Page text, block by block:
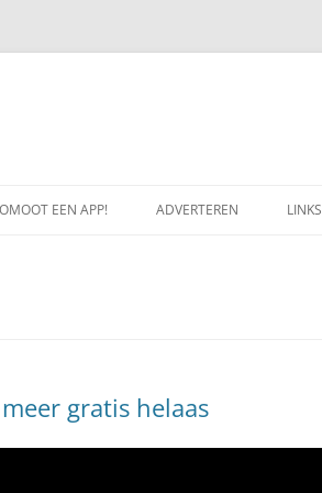
EEN APP! ADVERTEREN LINKS
gratis helaas